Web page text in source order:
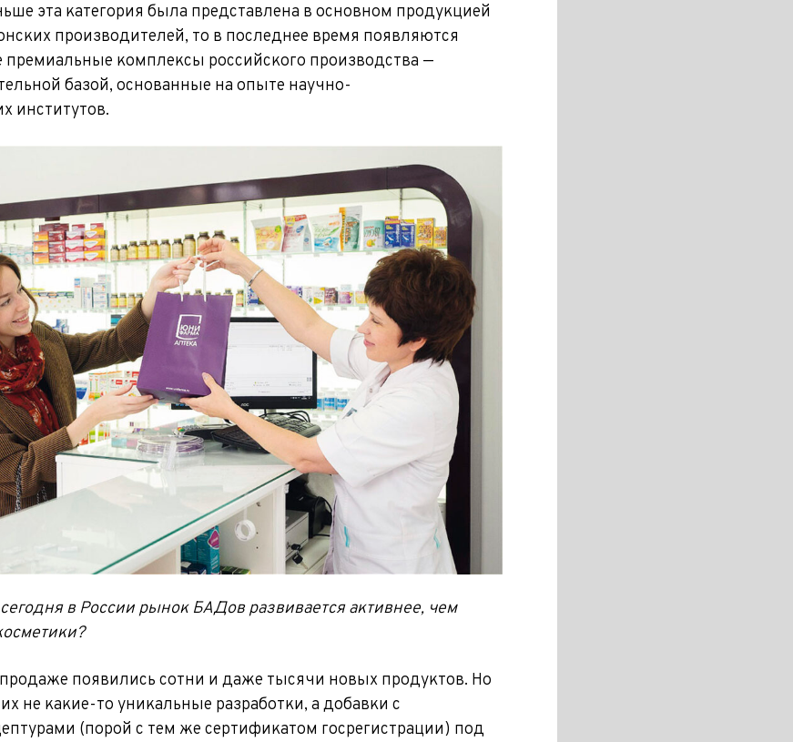
эта категория была представлена в основном продукцией
производителей, то в последнее время появляются
премиальные комплексы российского производства —
базой, основанные на опыте научно-
институтов.
в России рынок БАДов развивается активнее, чем
появились сотни и даже тысячи новых продуктов. Но
не какие-то уникальные разработки, а добавки с
(порой с тем же сертификатом госрегистрации) под